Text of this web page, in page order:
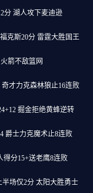
分 湖人攻下麦迪逊
克斯20分 雷霆大胜国王
箭不敌篮网
奇才力克森林狼止16连败
掘金拒绝黄蜂逆转
爵士力克魔术止8连败
得分15+送老鹰8连败
半场仅2分 太阳大胜勇士